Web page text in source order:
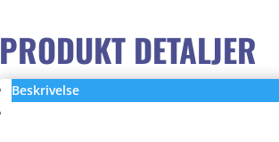
PRODUKT DETALJER
Beskrivelse